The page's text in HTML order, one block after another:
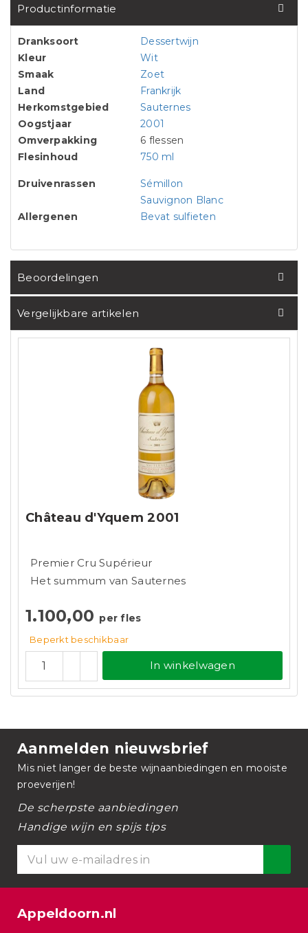
Productinformatie
Dranksoort
Dessertwijn
Kleur
Wit
Smaak
Zoet
Land
Frankrijk
Herkomstgebied
Sauternes
Oogstjaar
2001
Omverpakking
6 flessen
Flesinhoud
750 ml
Druivenrassen
Sémillon
Sauvignon Blanc
Allergenen
Bevat sulfieten
Beoordelingen
Vergelijkbare artikelen
Château d'Yquem 2001
Premier Cru Supérieur
Het summum van Sauternes
1.100,00 per fles
Beperkt beschikbaar
In winkelwagen
Aanmelden nieuwsbrief
Mis niet langer de beste wijnaanbiedingen en mooiste
proeverijen!
De scherpste aanbiedingen
Handige wijn en spijs tips
Appeldoorn.nl